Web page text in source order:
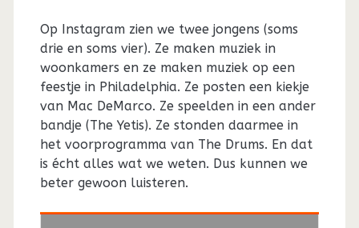
Op Instagram zien we twee jongens (soms
drie en soms vier). Ze maken muziek in
woonkamers en ze maken muziek op een
feestje in Philadelphia. Ze posten een kiekje
van Mac DeMarco. Ze speelden in een ander
bandje (The Yetis). Ze stonden daarmee in
het voorprogramma van The Drums. En dat
is écht alles wat we weten. Dus kunnen we
beter gewoon luisteren.